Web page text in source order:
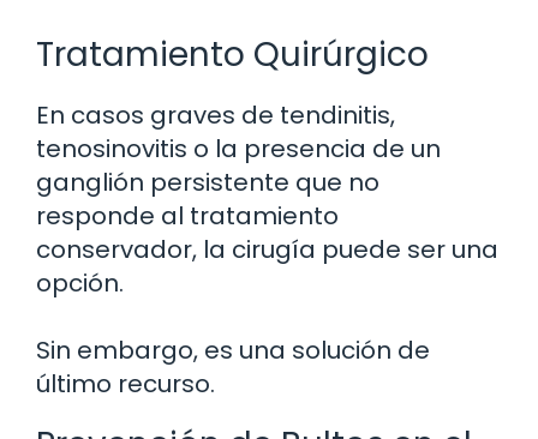
Tratamiento Quirúrgico
En casos graves de tendinitis,
tenosinovitis o la presencia de un
ganglión persistente que no
responde al tratamiento
conservador, la cirugía puede ser una
opción.
Sin embargo, es una solución de
último recurso.